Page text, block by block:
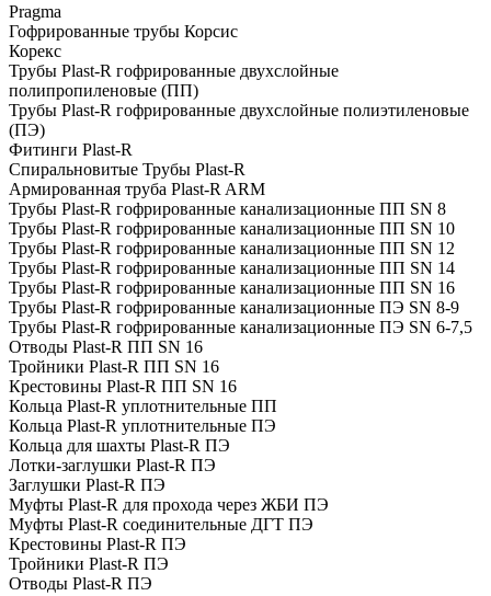
Pragma
Гофрированные трубы Корсис
Корекс
Трубы Plast-R гофрированные двухслойные
полипропиленовые (ПП)
Трубы Plast-R гофрированные двухслойные полиэтиленовые
(ПЭ)
Фитинги Plast-R
Спиральновитые Трубы Plast-R
Армированная труба Plast-R ARM
Трубы Plast-R гофрированные канализационные ПП SN 8
Трубы Plast-R гофрированные канализационные ПП SN 10
Трубы Plast-R гофрированные канализационные ПП SN 12
Трубы Plast-R гофрированные канализационные ПП SN 14
Трубы Plast-R гофрированные канализационные ПП SN 16
Трубы Plast-R гофрированные канализационные ПЭ SN 8-9
Трубы Plast-R гофрированные канализационные ПЭ SN 6-7,5
Отводы Plast-R ПП SN 16
Тройники Plast-R ПП SN 16
Крестовины Plast-R ПП SN 16
Кольца Plast-R уплотнительные ПП
Кольца Plast-R уплотнительные ПЭ
Кольца для шахты Plast-R ПЭ
Лотки-заглушки Plast-R ПЭ
Заглушки Plast-R ПЭ
Муфты Plast-R для прохода через ЖБИ ПЭ
Муфты Plast-R соединительные ДГТ ПЭ
Крестовины Plast-R ПЭ
Тройники Plast-R ПЭ
Отводы Plast-R ПЭ